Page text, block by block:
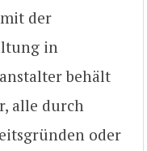
der
in
behält
alle durch
oder